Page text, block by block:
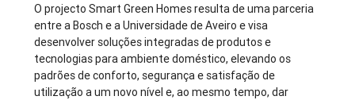
O projecto Smart Green Homes resulta de uma parceria
entre a Bosch e a Universidade de Aveiro e visa
desenvolver soluções integradas de produtos e
tecnologias para ambiente doméstico, elevando os
padrões de conforto, segurança e satisfação de
utilização a um novo nível e, ao mesmo tempo, dar